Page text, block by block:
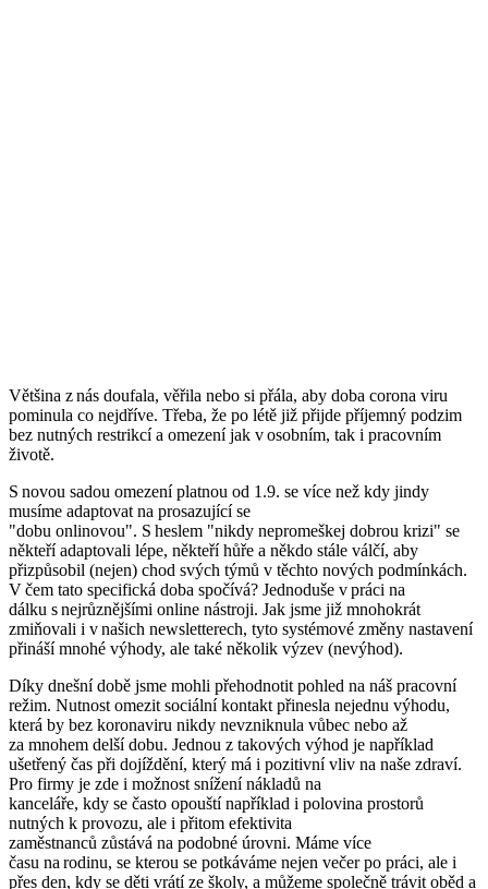
Většina z nás doufala, věřila nebo si přála, aby doba corona viru
pominula co nejdříve. Třeba, že po létě již přijde příjemný podzim
bez nutných restrikcí a omezení jak vosobním, tak i pracovním
životě.
S novou sadou omezení platnou od 1.9. se více než kdy jindy
musíme adaptovat na prosazující se
"dobu onlinovou". S heslem "nikdy nepromeškej dobrou krizi" se
někteří adaptovali lépe, někteří hůře a někdo stále válčí, aby
přizpůsobil (nejen) chod svých týmů v těchto nových podmínkách.
V čem tato specifická doba spočívá? Jednoduše v práci na
dálku s nejrůznějšími online nástroji. Jak jsme již mnohokrát
zmiňovali i v našich newsletterech, tyto systémové změny nastavení
přináší mnohé výhody, ale také několik výzev (nevýhod).
Díky dnešní době jsme mohli přehodnotit pohled na náš pracovní
režim. Nutnost omezit sociální kontakt přinesla nejednu výhodu,
která by bez koronaviru nikdy nevzniknula vůbec nebo až
za mnohem delší dobu. Jednou z takových výhod je například
ušetřený čas při dojíždění, který má i pozitivní vliv na naše zdraví.
Pro firmy je zde i možnost snížení nákladů na
kanceláře, kdy se často opouštínapříklad i polovina prostorů
nutných k provozu, ale i přitom efektivita
zaměstnanců zůstává na podobné úrovni. Máme více
času na rodinu, se kterou se potkáváme nejen večer po práci, ale i
přes den, kdy se děti vrátí ze školy, a můžeme společně trávit oběd a